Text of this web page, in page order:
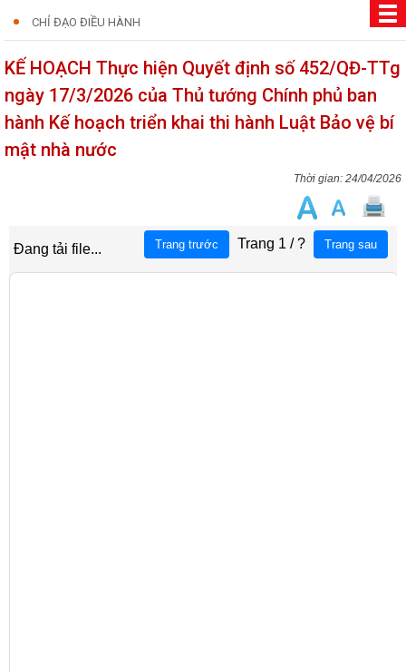
CHỈ ĐẠO ĐIỀU HÀNH
KẾ HOẠCH Thực hiện Quyết định số 452/QĐ-TTg
ngày 17/3/2026 của Thủ tướng Chính phủ ban
hành Kế hoạch triển khai thi hành Luật Bảo vệ bí
mật nhà nước
24/04/2026